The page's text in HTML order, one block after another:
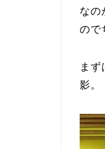
なの
ので
ま
影。